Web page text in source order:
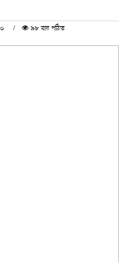
৯৮ বার পঠিত